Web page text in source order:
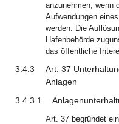
anzunehmen, wenn
Aufwendungen
werden. Die
Hafenbehörde
das öffentliche
3.4.3
Art. 37
Anlagen
3.4.3.1
Art. 37 begründet